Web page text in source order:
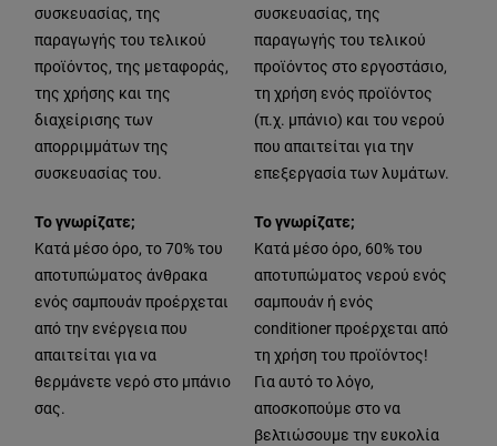
συσκευασίας, της
παραγωγής του τελικού
προϊόντος, της μεταφοράς,
της χρήσης και της
διαχείρισης των
απορριμμάτων της
συσκευασίας του.
Το γνωρίζατε;
Κατά μέσο όρο, το 70% του
αποτυπώματος άνθρακα
ενός σαμπουάν προέρχεται
από την ενέργεια που
απαιτείται για να
θερμάνετε νερό στο μπάνιο
σας.
συσκευασίας, της
παραγωγής του τελικού
προϊόντος στο εργοστάσιο,
τη χρήση ενός προϊόντος
(π.χ. μπάνιο) και του νερού
που απαιτείται για την
επεξεργασία των λυμάτων.
Το γνωρίζατε;
Κατά μέσο όρο, 60% του
αποτυπώματος νερού ενός
σαμπουάν ή ενός
conditioner προέρχεται από
τη χρήση του προϊόντος!
Για αυτό το λόγο,
αποσκοπούμε στο να
βελτιώσουμε την ευκολία